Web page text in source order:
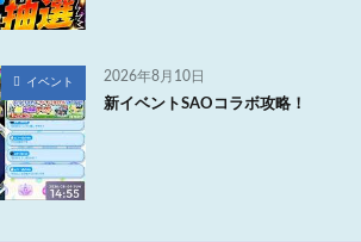
イベント 2026年8月10日
新イベントSAOコラボ攻略！